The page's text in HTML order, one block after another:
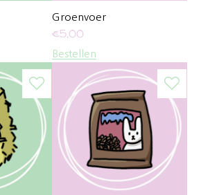
Groenvoer
€5,00
Bestellen